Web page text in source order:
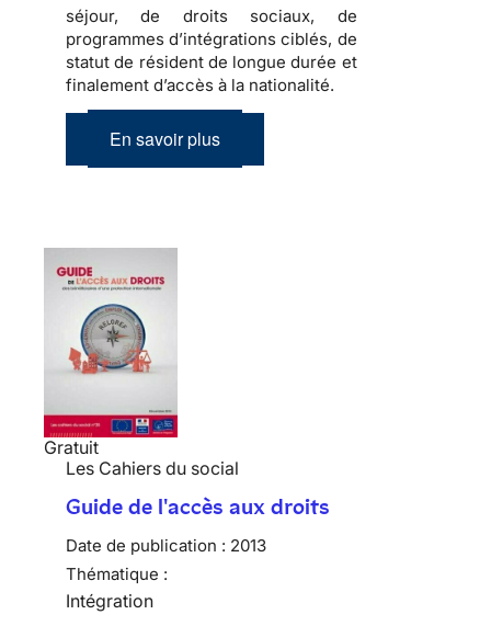
séjour, de droits sociaux, de
programmes d’intégrations ciblés, de
statut de résident de longue durée et
finalement d’accès à la nationalité.
En savoir plus
Gratuit
Les Cahiers du social
Guide de l'accès aux droits
Date de publication : 2013
Thématique :
Intégration